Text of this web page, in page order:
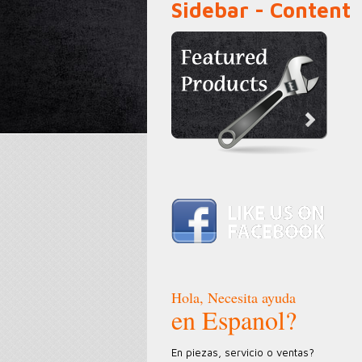
Sidebar - Content
Hola, Necesita ayuda
en Espanol?
En piezas, servicio o ventas?